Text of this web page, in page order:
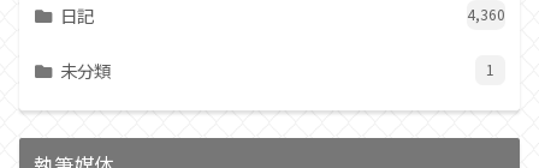
日記 4,360
未分類 1